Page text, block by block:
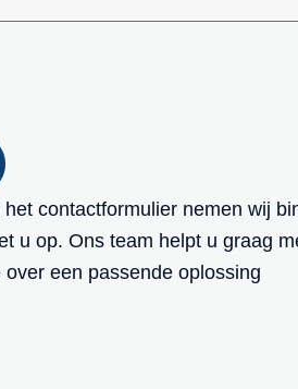
contactformulier nemen wij
u op. Ons team helpt u graag
een passende oplossing